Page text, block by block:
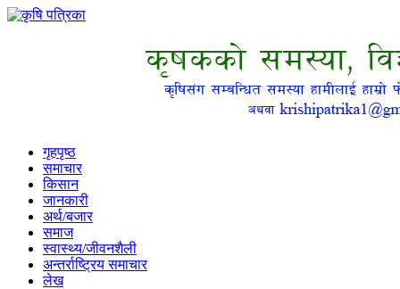
गृहपृष्ठ
समाचार
किसान
जानकारी
अर्थ/बजार
समाज
स्वास्थ्य/जीवनशैली
अन्तर्राष्ट्रिय समाचार
लेख